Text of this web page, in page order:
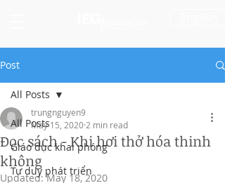
Post
All Posts
Giáo dục khai phóng
Tư duy phát triển
All Posts
Đọc sách - Khi hơi thở hóa thinh
không
trungnguyen9
May 15, 2020 2 min read
Updated:May 18, 2020